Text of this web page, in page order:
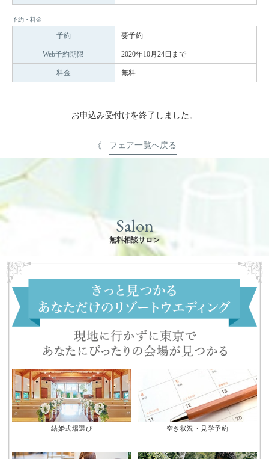
予約・料金
予約 要予約
Web予約期限 2020年10月24日まで
料金 無料
お申込み受付けを終了しました。
フェア一覧へ戻る
Salon
無料相談サロン
結婚式場選び 空き状況・見学予約